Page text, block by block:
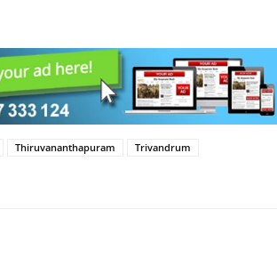
Thiruvananthapuram
Trivandrum